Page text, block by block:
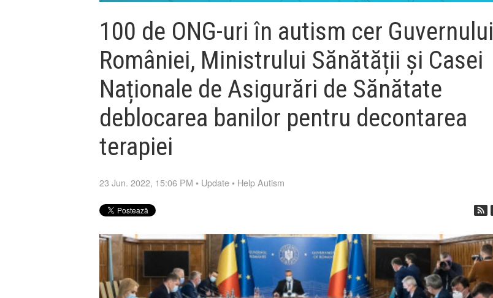
100 de ONG-uri în autism cer Guvernului
României, Ministrului Sănătății și Casei
Naționale de Asigurări de Sănătate
deblocarea banilor pentru decontarea
terapiei
23 Jun. 2022, 15:06 PM • Update • Help Autism